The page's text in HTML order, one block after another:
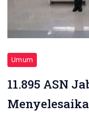
Umum
11.895 ASN